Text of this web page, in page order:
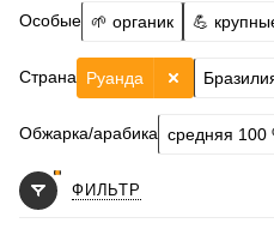
Особые 🌱 органик 💪
Страна Руанда
Обжарка/арабика средняя 100
ФИЛЬТР